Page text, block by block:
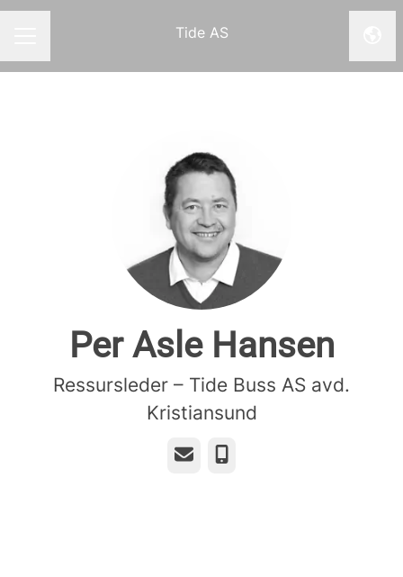
Tide AS
Per Asle Hansen
Ressursleder – Tide Buss AS avd.
Kristiansund
E-postTelefonnummer